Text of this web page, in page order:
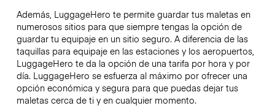
Además, LuggageHero te permite guardar tus maletas en
numerosos sitios para que siempre tengas la opción de
guardar tu equipaje en un sitio seguro. A diferencia de las
taquillas para equipaje en las estaciones y los aeropuertos,
LuggageHero te da la opción de una tarifa por hora y por
día. LuggageHero se esfuerza al máximo por ofrecer una
opción económica y segura para que puedas dejar tus
maletas cerca de ti y en cualquier momento.